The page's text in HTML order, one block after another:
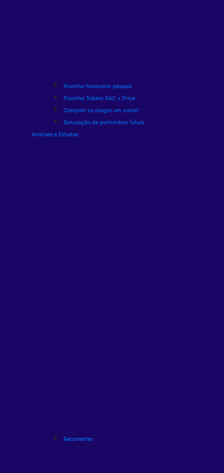
Planilha financeira pessoal
Planilha Tabela SAC x Price
Comprar ou alugar um carro?
Simulação de patrimônio futuro
Análises e Estudos
Recorrentes